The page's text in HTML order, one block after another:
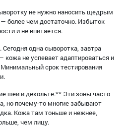
не нужно наносить щедрым
более чем достаточно. Избыток
и не впитается.
одна сыворотка, завтра
кожа не успевает адаптироваться и
срок тестирования
шеи и декольте.** Эти зоны часто
но почему-то многие забывают
Кожа там тоньше и нежнее,
чем лицу.